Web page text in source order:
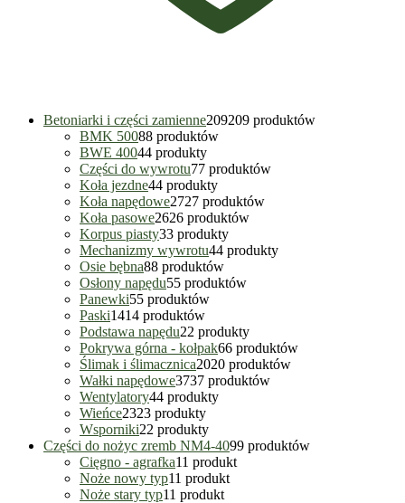
Betoniarki i części zamienne209209 produktów
BMK 50088 produktów
BWE 40044 produkty
Części do wywrotu77 produktów
Koła jezdne44 produkty
Koła napędowe2727 produktów
Koła pasowe2626 produktów
Korpus piasty33 produkty
Mechanizmy wywrotu44 produkty
Osie bębna88 produktów
Osłony napędu55 produktów
Panewki55 produktów
Paski1414 produktów
Podstawa napędu22 produkty
Pokrywa górna - kołpak66 produktów
Ślimak i ślimacznica2020 produktów
Wałki napędowe3737 produktów
Wentylatory44 produkty
Wieńce2323 produkty
Wsporniki22 produkty
Części do nożyc zremb NM4-4099 produktów
Cięgno - agrafka11 produkt
Noże nowy typ11 produkt
Noże stary typ11 produkt